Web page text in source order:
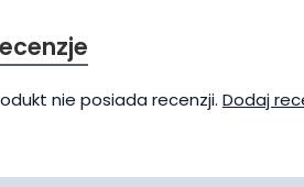
nie posiada recenzji. Dodaj